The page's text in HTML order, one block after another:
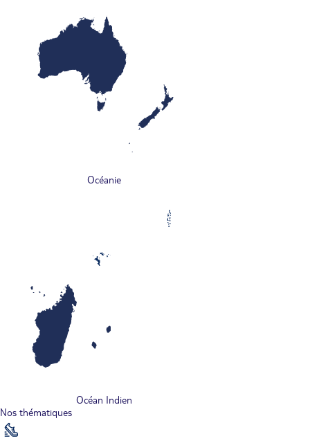
Océanie
Océan Indien
Nos thématiques